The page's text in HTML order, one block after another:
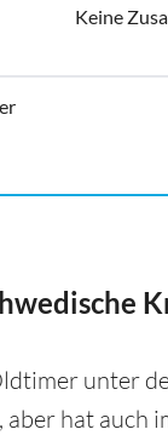
Keine
unter
hat auch